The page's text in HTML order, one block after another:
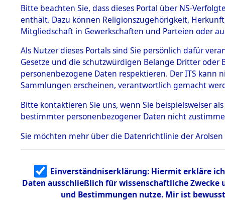
BESTÄNDE
1.
mente
5. Verschiedenes
5.3
Todesmärsche
5.3.1 Alliierte
Erhebungen
zu
Todesmärsch
en
5.3.2
Identifizierun
g
5.3.3
Todesmärsch
auf dem
vorm
Neustadt
0003
Bitte beachten Sie, dass dieses Portal über NS-
enthält. Dazu können Religionszugehörigkeit,
Mitgliedschaft in Gewerkschaften und Parteien oder
Als Nutzer dieses Portals sind Sie persönlich dafür
Gesetze und die schutzwürdigen Belange Dritter
personenbezogene Daten respektieren. Der ITS
Sammlungen erscheinen, verantwortlich gemacht
Bitte kontaktieren Sie uns, wenn Sie beispielsweiser
bestimmter personenbezogener Daten nicht
Sie möchten mehr über die Datenrichtlinie der Arolsen
Einverständniserklärung: Hiermit erkläre
Daten ausschließlich für wissenschaftliche
und Bestimmungen nutze. Mir ist